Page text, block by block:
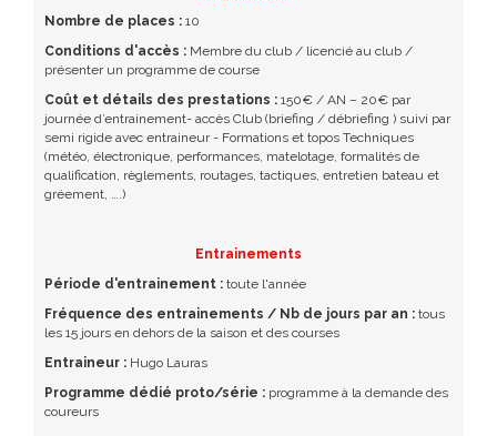
Nombre de places : 10
Conditions d'accès : Membre du club / licencié au club /
présenter un programme de course
Coût et détails des prestations : 150€ / AN – 20€ par
journée d’entrainement- accès Club (briefing / débriefing ) suivi par
semi rigide avec entraineur - Formations et topos Techniques
(météo, électronique, performances, matelotage, formalités de
qualification, règlements, routages, tactiques, entretien bateau et
gréement, ….)
Entrainements
Période d'entrainement : toute l'année
Fréquence des entrainements / Nb de jours par an : tous
les 15 jours en dehors de la saison et des courses
Entraineur : Hugo Lauras
Programme dédié proto/série : programme à la demande des
coureurs